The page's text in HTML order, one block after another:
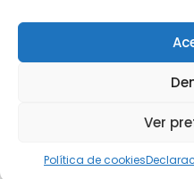
Ver
Política de cookies
Aviso Legal Política de